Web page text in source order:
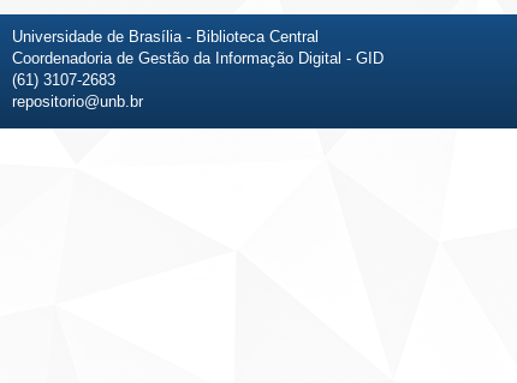
Universidade de Brasília - Biblioteca Central
Coordenadoria de Gestão da Informação Digital - GID
(61) 3107-2683
repositorio@unb.br